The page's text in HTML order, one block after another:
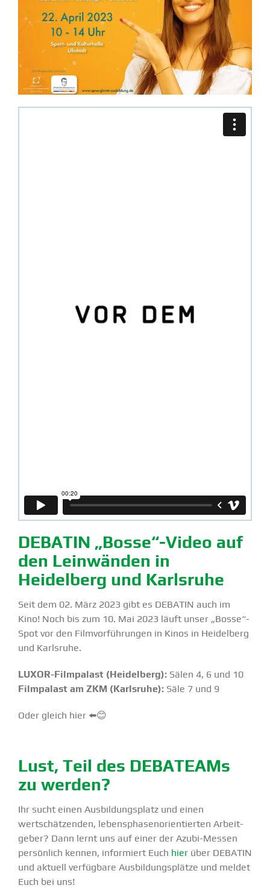
DEBATIN „Bosse“-Video auf
den Leinwänden in
Heidelberg und Karlsruhe
Seit dem 02. März 2023 gibt es DEBATIN auch im
Kino! Noch bis zum 10. Mai 2023 läuft unser „Bosse“-
Spot vor den Filmvor­füh­rungen in Kinos in Heidelberg
und Karlsruhe.
LUXOR-Filmpalast (Heidelberg):Sälen 4, 6 und 10
Filmpalast am ZKM (Karlsruhe):Säle 7 und 9
Oder gleich hier ⬅️😊
Lust, Teil des DEBATEAMs
zu werden?
Ihr sucht einen Ausbil­dungs­platz und einen
wertschät­zenden, lebens­pha­sen­ori­en­tierten Arbeit­
geber? Dann lernt uns auf einer der Azubi-Messen
persönlich kennen, infor­miert Euch hierüber DEBATIN
und aktuell verfügbare Ausbil­dungs­plätze und meldet
Euch bei uns!